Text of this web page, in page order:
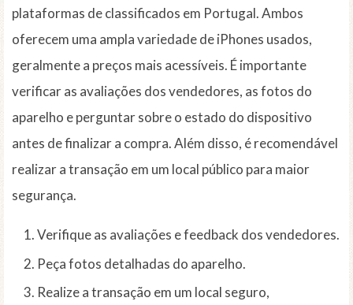
plataformas de classificados em Portugal. Ambos
oferecem uma ampla variedade de iPhones usados,
geralmente a preços mais acessíveis. É importante
verificar as avaliações dos vendedores, as fotos do
aparelho e perguntar sobre o estado do dispositivo
antes de finalizar a compra. Além disso, é recomendável
realizar a transação em um local público para maior
segurança.
Verifique as avaliações e feedback dos vendedores.
Peça fotos detalhadas do aparelho.
Realize a transação em um local seguro,